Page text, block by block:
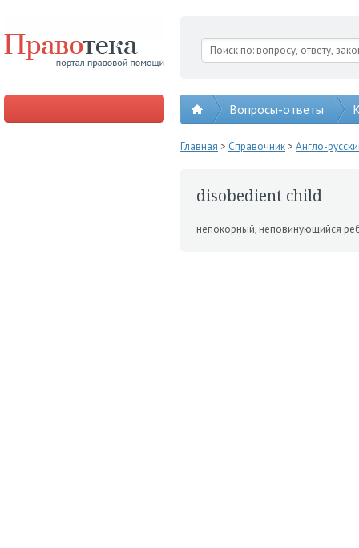
Вопросы-ответы
Главная > Справочник> Англо-
disobedient child
непокорный, непови­нующийся